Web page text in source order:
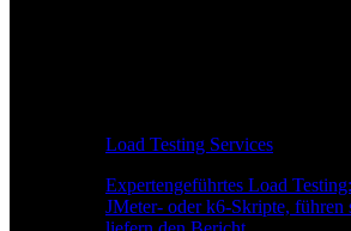
Load Testing Services
Expertengeführtes Load
JMeter- oder k6-Skripte, führen